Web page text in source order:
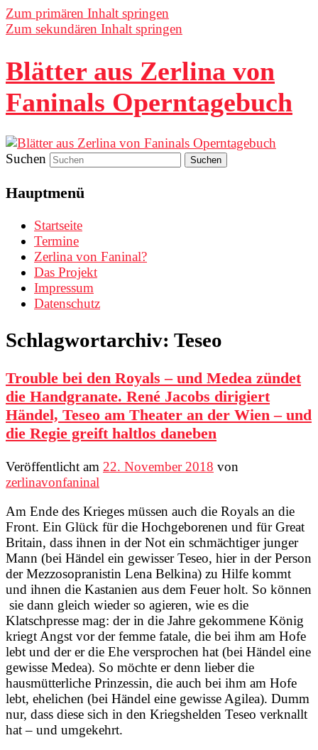
Zum primären Inhalt springen
Zum sekundären Inhalt springen
Blätter aus Zerlina von
Faninals Operntagebuch
Suchen
Hauptmenü
Startseite
Termine
Zerlina von Faninal?
Das Projekt
Impressum
Datenschutz
Schlagwortarchiv: Teseo
Trouble bei den Royals – und Medea zündet
die Handgranate. René Jacobs dirigiert
Händel, Teseo am Theater an der Wien – und
die Regie greift haltlos daneben
Veröffentlicht am 22. November 2018 von
zerlinavonfaninal
Am Ende des Krieges müssen auch die Royals an die
Front. Ein Glück für die Hochgeborenen und für Great
Britain, dass ihnen in der Not ein schmächtiger junger
Mann (bei Händel ein gewisser Teseo, hier in der Person
der Mezzosopranistin Lena Belkina) zu Hilfe kommt
und ihnen die Kastanien aus dem Feuer holt. So können
sie dann gleich wieder so agieren, wie es die
Klatschpresse mag: der in die Jahre gekommene König
kriegt Angst vor der femme fatale, die bei ihm am Hofe
lebt und der er die Ehe versprochen hat (bei Händel eine
gewisse Medea). So möchte er denn lieber die
hausmütterliche Prinzessin, die auch bei ihm am Hofe
lebt, ehelichen (bei Händel eine gewisse Agilea). Dumm
nur, dass diese sich in den Kriegshelden Teseo verknallt
hat – und umgekehrt.